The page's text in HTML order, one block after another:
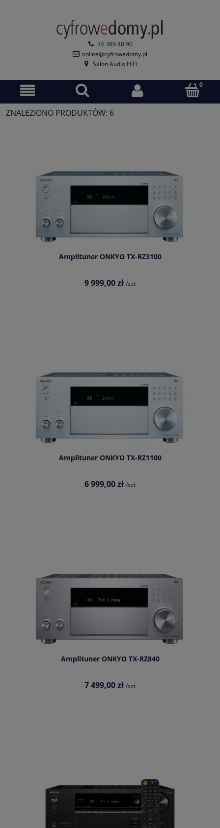
34 389 48 90
online@cyfrowedomy.pl
Salon Audio HiFi
ZNALEZIONO PRODUKTÓW: 6
Amplituner ONKYO TX-RZ3100
9 999,00 zł /szt
Amplituner ONKYO TX-RZ1100
6 999,00 zł /szt
Amplituner ONKYO TX-RZ840
7 499,00 zł /szt